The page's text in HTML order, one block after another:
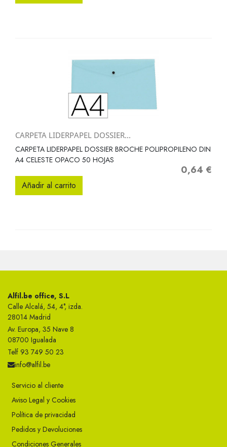
CARPETA LIDERPAPEL DOSSIER...
CARPETA LIDERPAPEL DOSSIER BROCHE POLIPROPILENO DIN
A4 CELESTE OPACO 50 HOJAS
Precio
0,64 €
Añadir al carrito
Alfil.be office, S.L
Calle Alcalá, 54, 4°, izda.
28014 Madrid
Av. Europa, 35 Nave 8
08700 Igualada
Telf 93 749 50 23
info@alfil.be
Servicio al cliente
Aviso Legal y Cookies
Política de privacidad
Pedidos y Devoluciones
Condiciones Generales